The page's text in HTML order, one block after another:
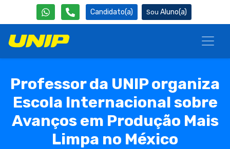
Candidato(a) Aluno(a)
Professor da UNIP organiza
Escola Internacional sobre
Avanços em Produção Mais
Limpa no México